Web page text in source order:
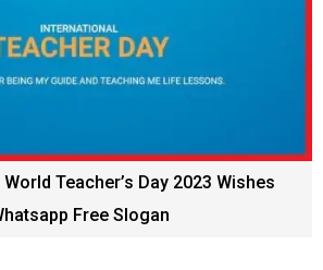
Teacher’s Day 2023 Wishes
Free Slogan